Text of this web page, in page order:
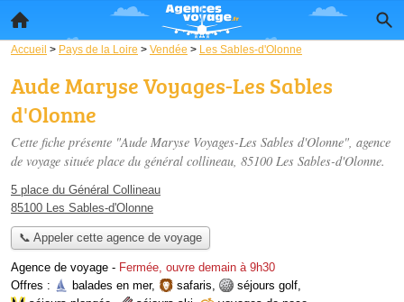
Accueil > Pays de la Loire > Vendée > Les Sables-d'Olonne
Aude Maryse Voyages-Les Sables
d'Olonne
Cette fiche présente "Aude Maryse Voyages-Les Sables d'Olonne", agence
de voyage située place du général collineau, 85100 Les Sables-d'Olonne.
5 place du Général Collineau
85100 Les Sables-d'Olonne
📞 Appeler cette agence de voyage
Agence de voyage - Fermée, ouvre demain à 9h30
Offres :
balades en mer, safaris, séjours golf,